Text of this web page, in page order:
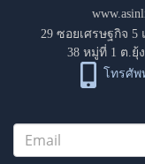
29 ซอยเศรษฐกิจ 5
38 หมู่ที่ 1 ต.ยุ้
โทรศัพ